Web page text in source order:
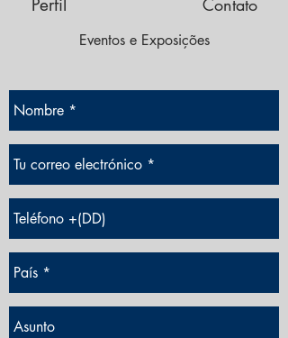
Perfil
Eventos e Exposições
Contato